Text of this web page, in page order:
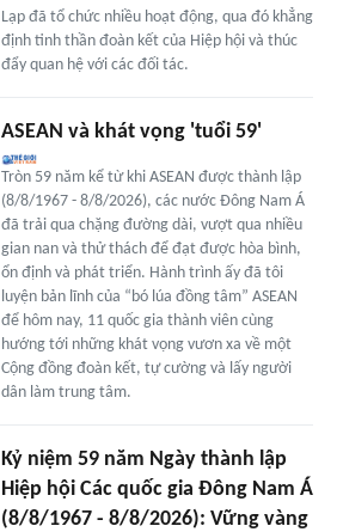
Lạp đã tổ chức nhiều hoạt động, qua đó khẳng
định tinh thần đoàn kết của Hiệp hội và thúc
đẩy quan hệ với các đối tác.
ASEAN và khát vọng 'tuổi 59'
Tròn 59 năm kể từ khi ASEAN được thành lập
(8/8/1967 - 8/8/2026), các nước Đông Nam Á
đã trải qua chặng đường dài, vượt qua nhiều
gian nan và thử thách để đạt được hòa bình,
ổn định và phát triển. Hành trình ấy đã tôi
luyện bản lĩnh của “bó lúa đồng tâm” ASEAN
để hôm nay, 11 quốc gia thành viên cùng
hướng tới những khát vọng vươn xa về một
Cộng đồng đoàn kết, tự cường và lấy người
dân làm trung tâm.
Kỷ niệm 59 năm Ngày thành lập
Hiệp hội Các quốc gia Đông Nam Á
(8/8/1967 - 8/8/2026): Vững vàng